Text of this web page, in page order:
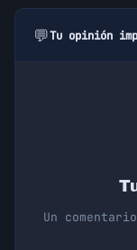
💬Tu opinión
Un